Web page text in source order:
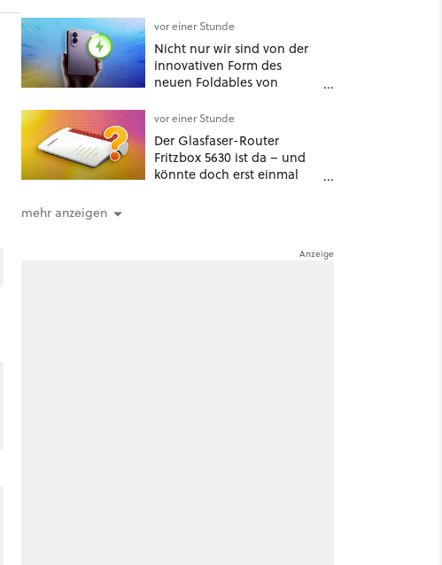
vor einer Stunde
Nicht nur wir sind von der
innovativen Form des
neuen Foldables von
Handy stellt gerade auch
neue Vorbesteller-Rekorde
auf
vor einer Stunde
Der Glasfaser-Router
Fritzbox 5630 ist da – und
könnte doch erst einmal
mehr anzeigen